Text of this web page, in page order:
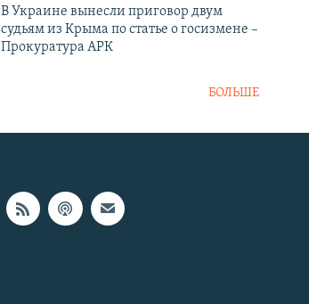
В Украине вынесли приговор двум
судьям из Крыма по статье о госизмене –
Прокуратура АРК
БОЛЬШЕ